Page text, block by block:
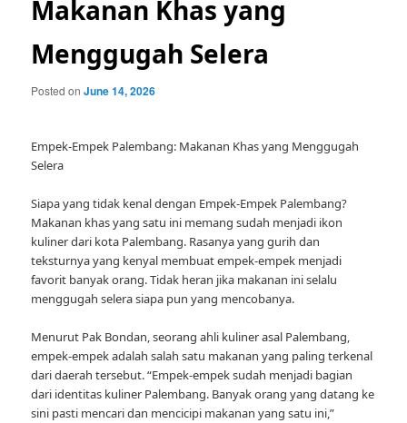
Makanan Khas yang
Menggugah Selera
Posted onJune 14, 2026
Empek-Empek Palembang: Makanan Khas yang Menggugah
Selera
Siapa yang tidak kenal dengan Empek-Empek Palembang?
Makanan khas yang satu ini memang sudah menjadi ikon
kuliner dari kota Palembang. Rasanya yang gurih dan
teksturnya yang kenyal membuat empek-empek menjadi
favorit banyak orang. Tidak heran jika makanan ini selalu
menggugah selera siapa pun yang mencobanya.
Menurut Pak Bondan, seorang ahli kuliner asal Palembang,
empek-empek adalah salah satu makanan yang paling terkenal
dari daerah tersebut. “Empek-empek sudah menjadi bagian
dari identitas kuliner Palembang. Banyak orang yang datang ke
sini pasti mencari dan mencicipi makanan yang satu ini,”